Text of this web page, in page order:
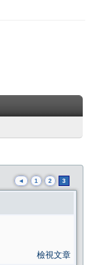
◄ 1 2 3
檢視文章